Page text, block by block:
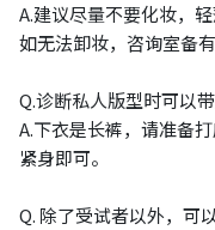
A.建议尽量不要化妆，
如无法卸妆，咨询室备
Q.诊断私人版型时可以带
A.下衣是长裤，请准备
紧身即可。
Q. 除了受试者以外，可